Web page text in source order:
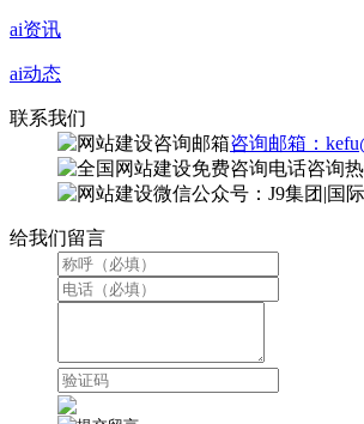
ai资讯
ai动态
联系我们
咨询邮箱：
咨询
微信公众号：J9集团|国
给我们留言